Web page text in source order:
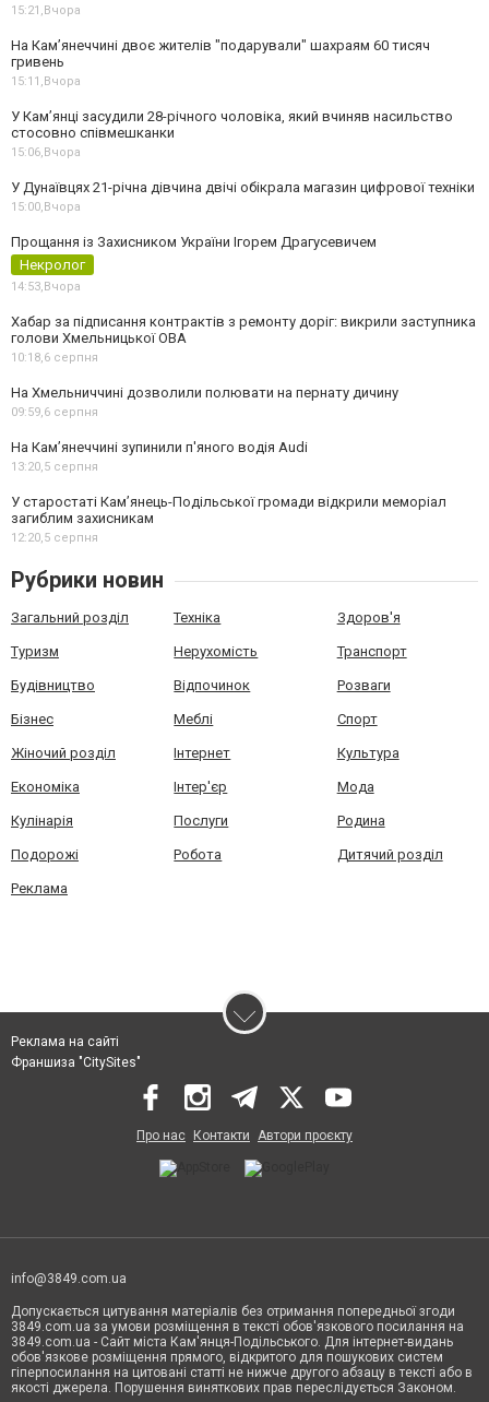
15:21,Вчора
На Камʼянеччині двоє жителів "подарували" шахраям 60 тисяч
гривень
15:11,Вчора
У Камʼянці засудили 28-річного чоловіка, який вчиняв насильство
стосовно співмешканки
15:06,Вчора
У Дунаївцях 21-річна дівчина двічі обікрала магазин цифрової техніки
15:00,Вчора
Прощання із Захисником України Ігорем Драгусевичем
Некролог
14:53,Вчора
Хабар за підписання контрактів з ремонту доріг: викрили заступника
голови Хмельницької ОВА
10:18,6 серпня
На Хмельниччині дозволили полювати на пернату дичину
09:59,6 серпня
На Камʼянеччині зупинили п'яного водія Audi
13:20,5 серпня
У старостаті Кам’янець-Подільської громади відкрили меморіал
загиблим захисникам
12:20,5 серпня
Рубрики новин
Загальний розділ Техніка Здоров'я
Туризм Нерухомість Транспорт
Будівництво Відпочинок Розваги
Бізнес Меблі Спорт
Жіночий розділ Інтернет Культура
Економіка Інтер'єр Мода
Кулінарія Послуги Родина
Подорожі Робота Дитячий розділ
Реклама
Реклама на сайті
Франшиза "CitySites"
Про нас Контакти Автори проєкту
info@3849.com.ua
Допускається цитування матеріалів без отримання попередньої згоди
3849.com.ua за умови розміщення в тексті обов'язкового посилання на
3849.com.ua - Сайт міста Кам'янця-Подільського. Для інтернет-видань
обов'язкове розміщення прямого, відкритого для пошукових систем
гіперпосилання на цитовані статті не нижче другого абзацу в тексті або в
якості джерела. Порушення виняткових прав переслідується Законом.